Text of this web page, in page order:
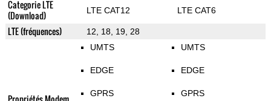
Categorie LTE
(Download)
LTE CAT12 LTE CAT6
LTE (fréquences) 12, 18, 19, 28
UMTS
EDGE
GPRS
UMTS
EDGE
GPRS